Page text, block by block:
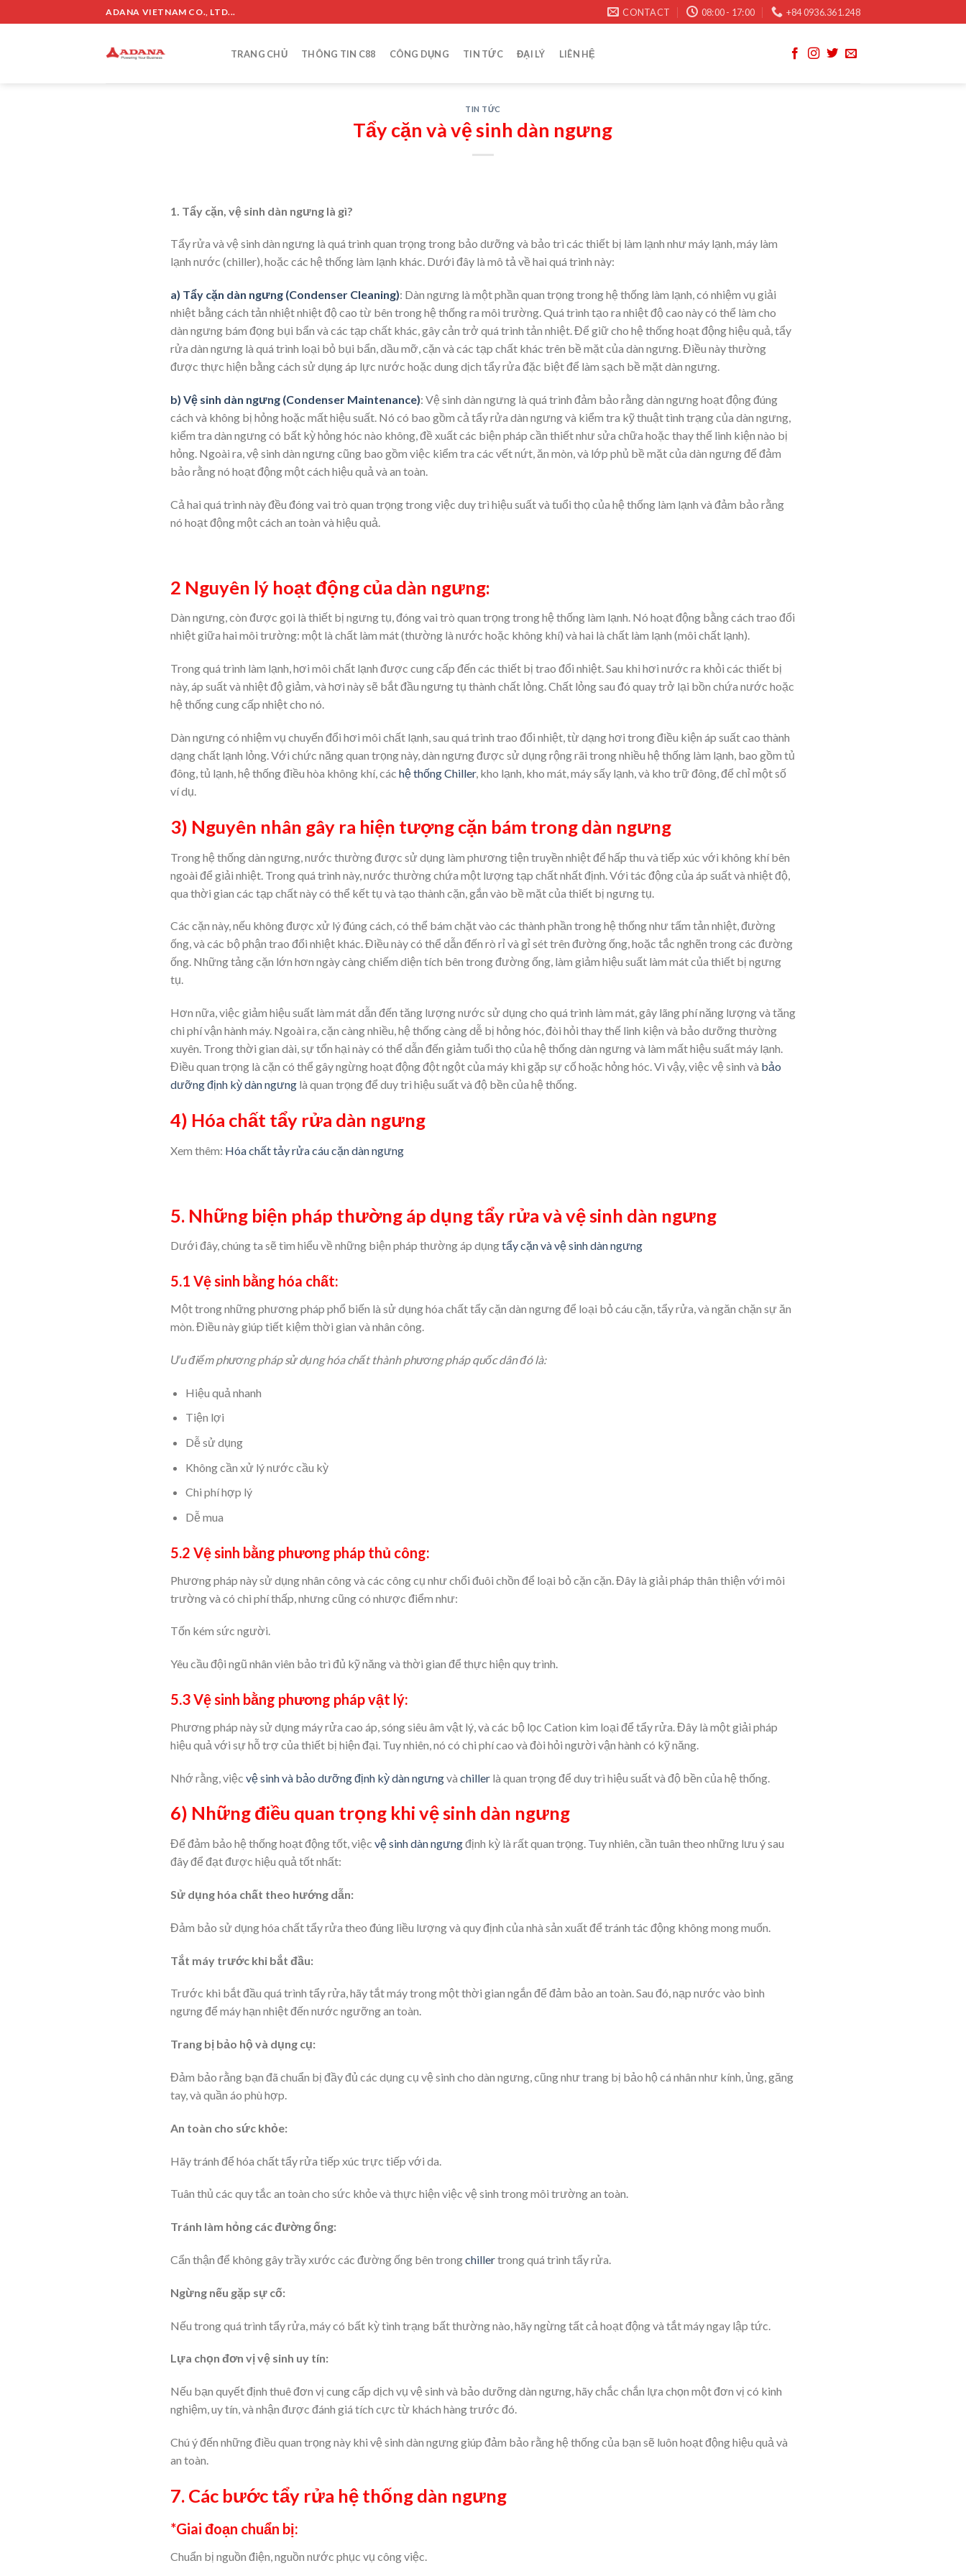
to
ADANA VIETNAM CO., LTD... CONTACT 08:00 - 17:00 +84 0936.361.248
TRANG CHỦ THÔNG TIN C88 CÔNG DỤNG TIN TỨC ĐẠI LÝ LIÊN HỆ
TIN TỨC
Tẩy cặn và vệ sinh dàn ngưng
1. Tẩy cặn, vệ sinh dàn ngưng là gì?
Tẩy rửa và vệ sinh dàn ngưng là quá trình quan trọng trong bảo dưỡng và bảo trì các thiết bị làm lạnh như máy lạnh, máy làm
lạnh nước (chiller), hoặc các hệ thống làm lạnh khác. Dưới đây là mô tả về hai quá trình này:
a) Tẩy cặn dàn ngưng (Condenser Cleaning): Dàn ngưng là một phần quan trọng trong hệ thống làm lạnh, có nhiệm vụ giải
nhiệt bằng cách tản nhiệt nhiệt độ cao từ bên trong hệ thống ra môi trường. Quá trình tạo ra nhiệt độ cao này có thể làm cho
dàn ngưng bám đọng bụi bẩn và các tạp chất khác, gây cản trở quá trình tản nhiệt. Để giữ cho hệ thống hoạt động hiệu quả, tẩy
rửa dàn ngưng là quá trình loại bỏ bụi bẩn, dầu mỡ, cặn và các tạp chất khác trên bề mặt của dàn ngưng. Điều này thường
được thực hiện bằng cách sử dụng áp lực nước hoặc dung dịch tẩy rửa đặc biệt để làm sạch bề mặt dàn ngưng.
b) Vệ sinh dàn ngưng (Condenser Maintenance): Vệ sinh dàn ngưng là quá trình đảm bảo rằng dàn ngưng hoạt động đúng
cách và không bị hỏng hoặc mất hiệu suất. Nó có bao gồm cả tẩy rửa dàn ngưng và kiểm tra kỹ thuật tình trạng của dàn ngưng,
kiểm tra dàn ngưng có bất kỳ hỏng hóc nào không, đề xuất các biện pháp cần thiết như sửa chữa hoặc thay thế linh kiện nào bị
hỏng. Ngoài ra, vệ sinh dàn ngưng cũng bao gồm việc kiểm tra các vết nứt, ăn mòn, và lớp phủ bề mặt của dàn ngưng để đảm
bảo rằng nó hoạt động một cách hiệu quả và an toàn.
Cả hai quá trình này đều đóng vai trò quan trọng trong việc duy trì hiệu suất và tuổi thọ của hệ thống làm lạnh và đảm bảo rằng
nó hoạt động một cách an toàn và hiệu quả.
2 Nguyên lý hoạt động của dàn ngưng:
Dàn ngưng, còn được gọi là thiết bị ngưng tụ, đóng vai trò quan trọng trong hệ thống làm lạnh. Nó hoạt động bằng cách trao đổi
nhiệt giữa hai môi trường: một là chất làm mát (thường là nước hoặc không khí) và hai là chất làm lạnh (môi chất lạnh).
Trong quá trình làm lạnh, hơi môi chất lạnh được cung cấp đến các thiết bị trao đổi nhiệt. Sau khi hơi nước ra khỏi các thiết bị
này, áp suất và nhiệt độ giảm, và hơi này sẽ bắt đầu ngưng tụ thành chất lỏng. Chất lỏng sau đó quay trở lại bồn chứa nước hoặc
hệ thống cung cấp nhiệt cho nó.
Dàn ngưng có nhiệm vụ chuyển đổi hơi môi chất lạnh, sau quá trình trao đổi nhiệt, từ dạng hơi trong điều kiện áp suất cao thành
dạng chất lạnh lỏng. Với chức năng quan trọng này, dàn ngưng được sử dụng rộng rãi trong nhiều hệ thống làm lạnh, bao gồm tủ
đông, tủ lạnh, hệ thống điều hòa không khí, các hệ thống Chiller, kho lạnh, kho mát, máy sấy lạnh, và kho trữ đông, để chỉ một số
ví dụ.
3) Nguyên nhân gây ra hiện tượng cặn bám trong dàn ngưng
Trong hệ thống dàn ngưng, nước thường được sử dụng làm phương tiện truyền nhiệt để hấp thu và tiếp xúc với không khí bên
ngoài để giải nhiệt. Trong quá trình này, nước thường chứa một lượng tạp chất nhất định. Với tác động của áp suất và nhiệt độ,
qua thời gian các tạp chất này có thể kết tụ và tạo thành cặn, gắn vào bề mặt của thiết bị ngưng tụ.
Các cặn này, nếu không được xử lý đúng cách, có thể bám chặt vào các thành phần trong hệ thống như tấm tản nhiệt, đường
ống, và các bộ phận trao đổi nhiệt khác. Điều này có thể dẫn đến rò rỉ và gỉ sét trên đường ống, hoặc tắc nghẽn trong các đường
ống. Những tảng cặn lớn hơn ngày càng chiếm diện tích bên trong đường ống, làm giảm hiệu suất làm mát của thiết bị ngưng
tụ.
Hơn nữa, việc giảm hiệu suất làm mát dẫn đến tăng lượng nước sử dụng cho quá trình làm mát, gây lãng phí năng lượng và tăng
chi phí vận hành máy. Ngoài ra, cặn càng nhiều, hệ thống càng dễ bị hỏng hóc, đòi hỏi thay thế linh kiện và bảo dưỡng thường
xuyên. Trong thời gian dài, sự tổn hại này có thể dẫn đến giảm tuổi thọ của hệ thống dàn ngưng và làm mất hiệu suất máy lạnh.
Điều quan trọng là cặn có thể gây ngừng hoạt động đột ngột của máy khi gặp sự cố hoặc hỏng hóc. Vì vậy, việc vệ sinh và bảo
dưỡng định kỳ dàn ngưng là quan trọng để duy trì hiệu suất và độ bền của hệ thống.
4) Hóa chất tẩy rửa dàn ngưng
Xem thêm: Hóa chất tảy rửa cáu cặn dàn ngưng
5. Những biện pháp thường áp dụng tẩy rửa và vệ sinh dàn ngưng
Dưới đây, chúng ta sẽ tìm hiểu về những biện pháp thường áp dụngtẩy cặn và vệ sinh dàn ngưng
5.1 Vệ sinh bằng hóa chất:
Một trong những phương pháp phổ biến là sử dụng hóa chất tẩy cặn dàn ngưng để loại bỏ cáu cặn, tẩy rửa, và ngăn chặn sự ăn
mòn. Điều này giúp tiết kiệm thời gian và nhân công.
Ưu điểm phương pháp sử dụng hóa chất thành phương pháp quốc dân đó là:
Hiệu quả nhanh
Tiện lợi
Dễ sử dụng
Không cần xử lý nước cầu kỳ
Chi phí hợp lý
Dễ mua
5.2 Vệ sinh bằng phương pháp thủ công:
Phương pháp này sử dụng nhân công và các công cụ như chổi đuôi chồn để loại bỏ cặn cặn. Đây là giải pháp thân thiện với môi
trường và có chi phí thấp, nhưng cũng có nhược điểm như:
Tốn kém sức người.
Yêu cầu đội ngũ nhân viên bảo trì đủ kỹ năng và thời gian để thực hiện quy trình.
5.3 Vệ sinh bằng phương pháp vật lý:
Phương pháp này sử dụng máy rửa cao áp, sóng siêu âm vật lý, và các bộ lọc Cation kim loại để tẩy rửa. Đây là một giải pháp
hiệu quả với sự hỗ trợ của thiết bị hiện đại. Tuy nhiên, nó có chi phí cao và đòi hỏi người vận hành có kỹ năng.
Nhớ rằng, việc vệ sinh và bảo dưỡng định kỳ dàn ngưngvà chiller là quan trọng để duy trì hiệu suất và độ bền của hệ thống.
6) Những điều quan trọng khi vệ sinh dàn ngưng
Để đảm bảo hệ thống hoạt động tốt, việc vệ sinh dàn ngưngđịnh kỳ là rất quan trọng. Tuy nhiên, cần tuân theo những lưu ý sau
đây để đạt được hiệu quả tốt nhất:
Sử dụng hóa chất theo hướng dẫn:
Đảm bảo sử dụng hóa chất tẩy rửa theo đúng liều lượng và quy định của nhà sản xuất để tránh tác động không mong muốn.
Tắt máy trước khi bắt đầu:
Trước khi bắt đầu quá trình tẩy rửa, hãy tắt máy trong một thời gian ngắn để đảm bảo an toàn. Sau đó, nạp nước vào bình
ngưng để máy hạn nhiệt đến nước ngưỡng an toàn.
Trang bị bảo hộ và dụng cụ:
Đảm bảo rằng bạn đã chuẩn bị đầy đủ các dụng cụ vệ sinh cho dàn ngưng, cũng như trang bị bảo hộ cá nhân như kính, ủng, găng
tay, và quần áo phù hợp.
An toàn cho sức khỏe:
Hãy tránh để hóa chất tẩy rửa tiếp xúc trực tiếp với da.
Tuân thủ các quy tắc an toàn cho sức khỏe và thực hiện việc vệ sinh trong môi trường an toàn.
Tránh làm hỏng các đường ống:
Cẩn thận để không gây trầy xước các đường ống bên trongchillertrong quá trình tẩy rửa.
Ngừng nếu gặp sự cố:
Nếu trong quá trình tẩy rửa, máy có bất kỳ tình trạng bất thường nào, hãy ngừng tất cả hoạt động và tắt máy ngay lập tức.
Lựa chọn đơn vị vệ sinh uy tín:
Nếu bạn quyết định thuê đơn vị cung cấp dịch vụ vệ sinh và bảo dưỡng dàn ngưng, hãy chắc chắn lựa chọn một đơn vị có kinh
nghiệm, uy tín, và nhận được đánh giá tích cực từ khách hàng trước đó.
Chú ý đến những điều quan trọng này khi vệ sinh dàn ngưng giúp đảm bảo rằng hệ thống của bạn sẽ luôn hoạt động hiệu quả và
an toàn.
7. Các bước tẩy rửa hệ thống dàn ngưng
*Giai đoạn chuẩn bị:
Chuẩn bị nguồn điện, nguồn nước phục vụ công việc.